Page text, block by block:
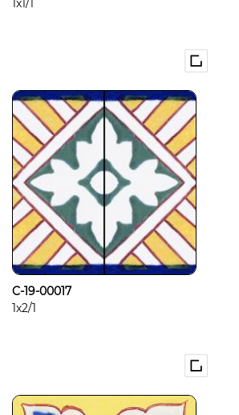
1x1/1
C-19-00017
1x2/1